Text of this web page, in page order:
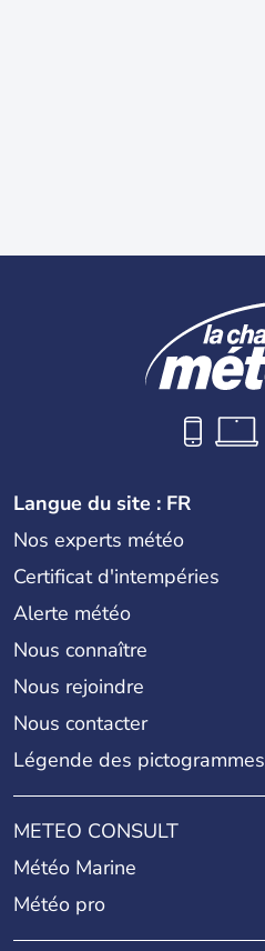
Langue du site : FR
Nos experts météo
Certificat d'intempéries
Alerte météo
Nous connaître
Nous rejoindre
Nous contacter
Légende des pictogrammes
METEO CONSULT
Météo Marine
Météo pro